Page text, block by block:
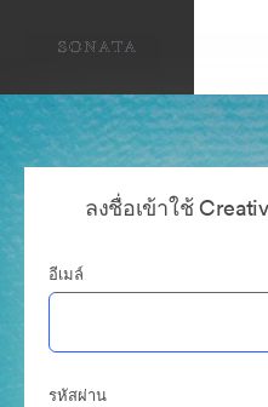
ลงชื่อเข้าใช้
อีเมล์
รหัสผ่าน